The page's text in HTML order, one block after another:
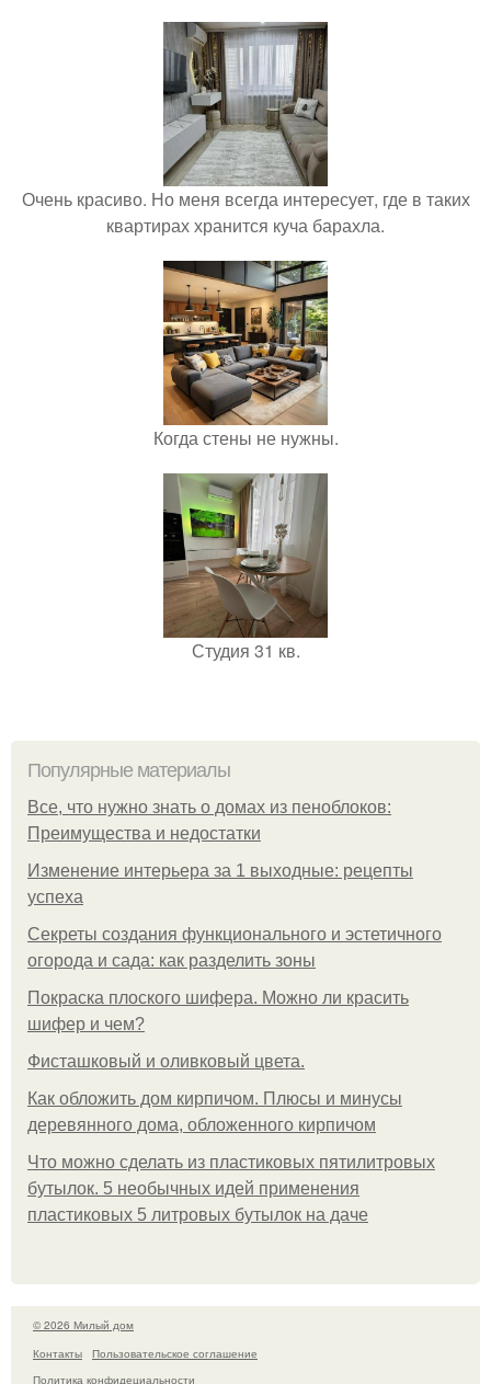
Очень красиво. Но меня всегда интересует, где в таких
квартирах хранится куча барахла.
Когда стены не нужны.
Студия 31 кв.
Популярные материалы
Все, что нужно знать о домах из пеноблоков:
Преимущества и недостатки
Изменение интерьера за 1 выходные: рецепты
успеха
Секреты создания функционального и эстетичного
огорода и сада: как разделить зоны
Покраска плоского шифера. Можно ли красить
шифер и чем?
Фисташковый и оливковый цвета.
Как обложить дом кирпичом. Плюсы и минусы
деревянного дома, обложенного кирпичом
Что можно сделать из пластиковых пятилитровых
бутылок. 5 необычных идей применения
пластиковых 5 литровых бутылок на даче
© 2026 Милый дом
Контакты
Пользовательское соглашение
Политика конфидециальности